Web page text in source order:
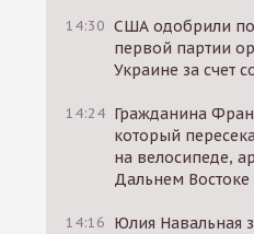
14:30 США одобрили
первой партии
Украине за счет
14:24 Гражданина
который
на велосипеде,
Дальнем Востоке
14:16 Юлия Навальная